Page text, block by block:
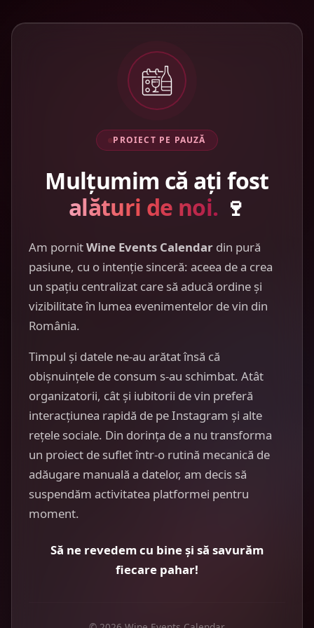
PROIECT PE PAUZĂ
Mulțumim că ați fost
alături de noi. 🍷
Am pornitWine Events Calendar din pură
pasiune, cu o intenție sinceră: aceea de a crea
un spațiu centralizat care să aducă ordine și
vizibilitate în lumea evenimentelor de vin din
România.
Timpul și datele ne-au arătat însă că
obișnuințele de consum s-au schimbat. Atât
organizatorii, cât și iubitorii de vin preferă
interacțiunea rapidă de pe Instagram și alte
rețele sociale. Din dorința de a nu transforma
un proiect de suflet într-o rutină mecanică de
adăugare manuală a datelor, am decis să
suspendăm activitatea platformei pentru
moment.
Să ne revedem cu bine și să savurăm
fiecare pahar!